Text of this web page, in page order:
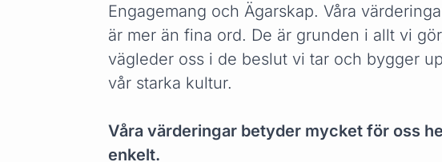
Engagemang och Ägarskap. Våra
är mer än fina ord. De är grunden i allt vi
vägleder oss i de beslut vi tar och bygger
vår starka kultur.
Våra värderingar betyder mycket för oss
enkelt.